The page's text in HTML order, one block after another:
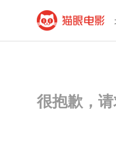
很抱歉，